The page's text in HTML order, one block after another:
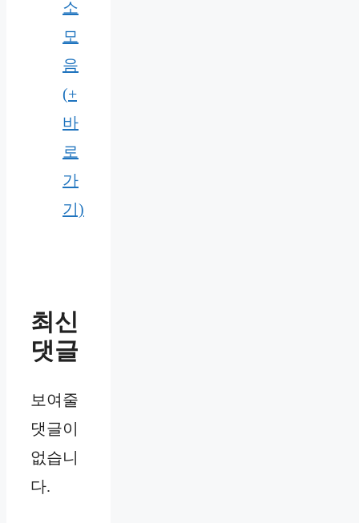
소
모
음
(+
바
로
가
기)
최신
댓글
보여줄
댓글이
없습니
다.